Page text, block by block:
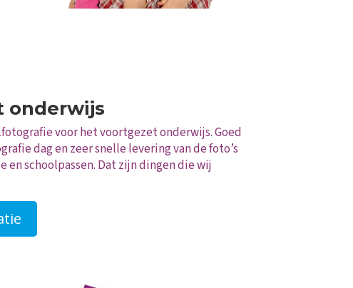
onderwijs
voor het voortgezet onderwijs. Goed
dag en zeer snelle levering van de foto’s
en schoolpassen. Dat zijn dingen die wij